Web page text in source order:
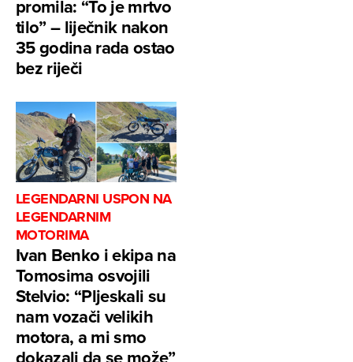
promila: “To je mrtvo
tilo” – liječnik nakon
35 godina rada ostao
bez riječi
LEGENDARNI USPON NA
LEGENDARNIM
MOTORIMA
Ivan Benko i ekipa na
Tomosima osvojili
Stelvio: “Pljeskali su
nam vozači velikih
motora, a mi smo